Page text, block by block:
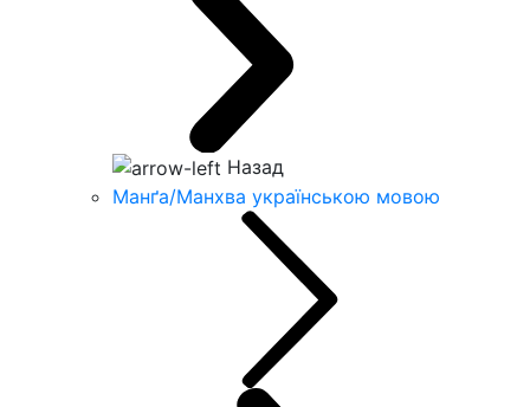
Назад
Манґа/Манхва українською мовою